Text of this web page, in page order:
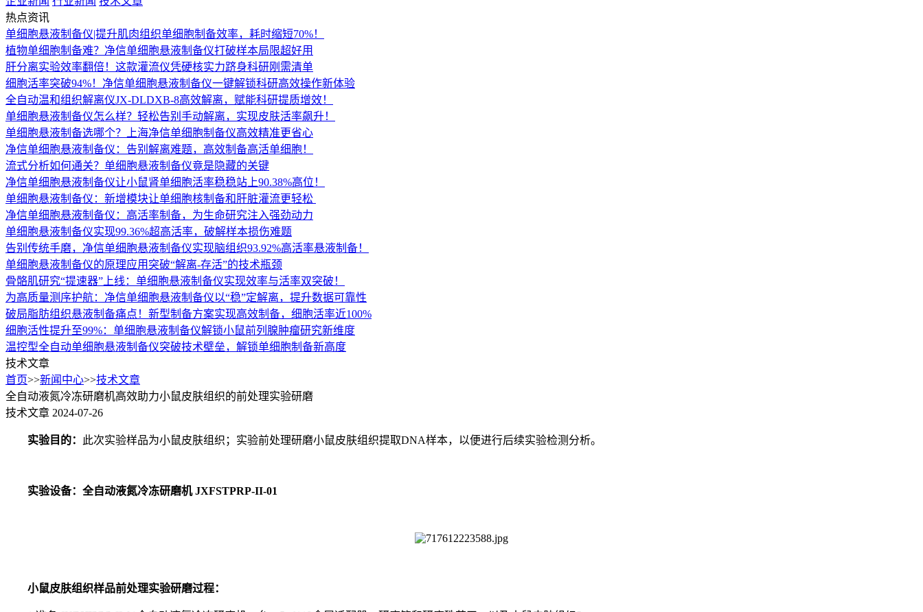
热点资讯
单细胞悬液制备仪|提升肌肉组织单细胞制备效率，耗时缩短70%！
植物单细胞制备难？净信单细胞悬液制备仪打破样本局限超好用
肝分离实验效率翻倍！这款灌流仪凭硬核实力跻身科研刚需清单
细胞活率突破94%！净信单细胞悬液制备仪一键解锁科研高效操作新体验
全自动温和组织解离仪JX-DLDXB-8高效解离，赋能科研提质增效！
单细胞悬液制备仪怎么样？轻松告别手动解离，实现皮肤活率飙升！
单细胞悬液制备选哪个？上海净信单细胞制备仪高效精准更省心
净信单细胞悬液制备仪：告别解离难题，高效制备高活单细胞！
流式分析如何通关？单细胞悬液制备仪竟是隐藏的关键
净信单细胞悬液制备仪让小鼠肾单细胞活率稳稳站上90.38%高位！
单细胞悬液制备仪：新增模块让单细胞核制备和肝脏灌流更轻松 ​
净信单细胞悬液制备仪：高活率制备，为生命研究注入强劲动力
单细胞悬液制备仪实现99.36%超高活率，破解样本损伤难题
告别传统手磨，净信单细胞悬液制备仪实现脑组织93.92%高活率悬液制备！
单细胞悬液制备仪的原理应用突破“解离-存活”的技术瓶颈
骨骼肌研究“提速器”上线：单细胞悬液制备仪实现效率与活率双突破！
为高质量测序护航：净信单细胞悬液制备仪以“稳”定解离，提升数据可靠性
破局脂肪组织悬液制备痛点！新型制备方案实现高效制备，细胞活率近100%
细胞活性提升至99%：单细胞悬液制备仪解锁小鼠前列腺肿瘤研究新维度
温控型全自动单细胞悬液制备仪突破技术壁垒，解锁单细胞制备新高度
技术文章
首页>>新闻中心>>技术文章
全自动液氮冷冻研磨机高效助力小鼠皮肤组织的前处理实验研磨
技术文章 2024-07-26
实验目的： 此次实验样品为小鼠皮肤组织；实验前处理研磨小鼠皮肤组织提取DNA样本，以便进行后续实验检测分析。
实验设备：全自动液氮冷冻研磨机 JXFSTPRP-II-01
小鼠皮肤组织样品前处理实验研磨过程：